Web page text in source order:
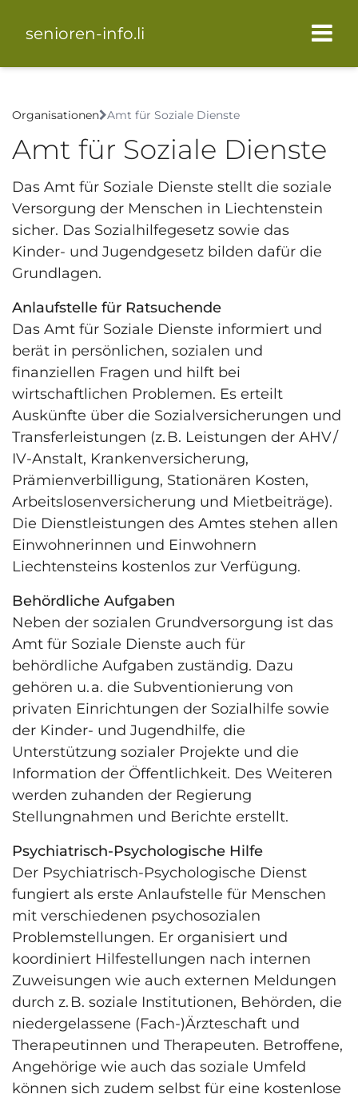
senioren-info.li
Organisationen Amt für Soziale Dienste
Amt für Soziale Dienste
Das Amt für Soziale Dienste stellt die soziale
Versorgung der Menschen in Liechtenstein
sicher. Das Sozialhilfegesetz sowie das
Kinder- und Jugendgesetz bilden dafür die
Grundlagen.
Anlaufstelle für Ratsuchende
Das Amt für Soziale Dienste informiert und
berät in persönlichen, sozialen und
finanziellen Fragen und hilft bei
wirtschaftlichen Problemen. Es erteilt
Auskünfte über die Sozialversicherungen und
Transferleistungen (z. B. Leistungen der AHV /
IV-Anstalt, Krankenversicherung,
Prämienverbilligung, Stationären Kosten,
Arbeitslosenver­sicherung und Mietbeiträge).
Die Dienstleistungen des Amtes stehen allen
Einwohnerinnen und Einwohnern
Liechtensteins kostenlos zur Verfügung.
Behördliche Aufgaben
Neben der sozialen Grundversorgung ist das
Amt für Soziale Dienste auch für
behördliche Aufgaben zuständig. Dazu
gehören u. a. die Subventionierung von
privaten Einrichtungen der Sozialhilfe sowie
der Kinder- und Jugendhilfe, die
Unterstützung sozialer Projekte und die
Information der Öffentlichkeit. Des Weiteren
werden zuhanden der Regierung
Stellungnahmen und Berichte erstellt.
Psychiatrisch-Psychologische Hilfe
Der Psychiatrisch-Psychologische Dienst
fungiert als erste Anlaufstelle für Menschen
mit verschiedenen psychosozialen
Problemstellungen. Er organisiert und
koordiniert Hilfestellungen nach internen
Zuweisungen wie auch externen Meldungen
durch z. B. soziale Institutionen, Behörden, die
niedergelassene (Fach-)Ärzteschaft und
Therapeutinnen und Therapeuten. Betroffene,
Angehörige wie auch das soziale Umfeld
können sich zudem selbst für eine kostenlose